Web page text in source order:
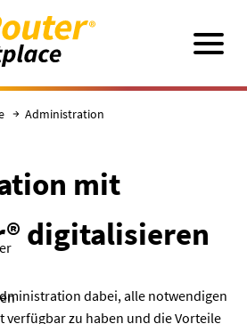
Administration
mit
digitalisieren
dabei, alle notwendigen
zu haben und die Vorteile